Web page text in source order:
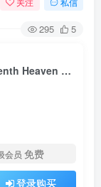
295 5
提取插件64位封装专用-LiquidSonics Seventh Heaven Professional 第七天堂专业版
会员 免费
登录购买